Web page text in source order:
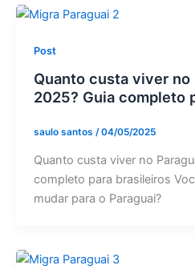
Post
Quanto custa viver no
2025? Guia completo
saulo santos /04/05/2025
Quanto custa viver no
completo para brasileiros
mudar para o Paraguai?